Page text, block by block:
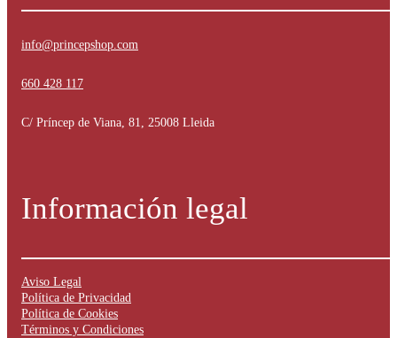
info@princepshop.com
660 428 117
C/ Príncep de Viana, 81, 25008 Lleida
Información legal
Aviso Legal
Política de Privacidad
Política de Cookies
Términos y Condiciones